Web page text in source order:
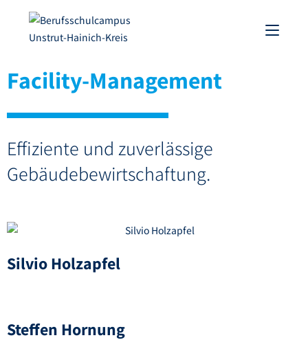
Facility-Management
Effiziente und zuverlässige
Gebäudebewirtschaftung.
Silvio Holzapfel
Steffen Hornung